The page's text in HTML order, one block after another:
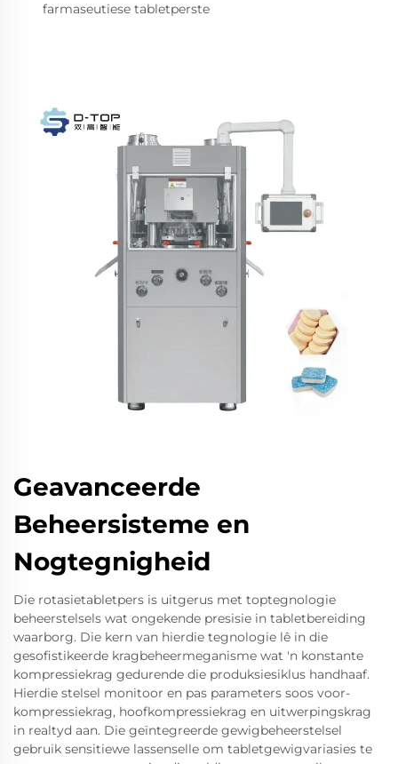
farmaseutiese tabletperste
Geavanceerde
Beheersisteme en
Nogtegnigheid
Die rotasietabletpers is uitgerus met toptegnologie
beheerstelsels wat ongekende presisie in tabletbereiding
waarborg. Die kern van hierdie tegnologie lê in die
gesofistikeerde kragbeheermeganisme wat 'n konstante
kompressiekrag gedurende die produksiesiklus handhaaf.
Hierdie stelsel monitoor en pas parameters soos voor-
kompressiekrag, hoofkompressiekrag en uitwerpingskrag
in realtyd aan. Die geïntegreerde gewigbeheerstelsel
gebruik sensitiewe lassenselle om tabletgewigvariasies te